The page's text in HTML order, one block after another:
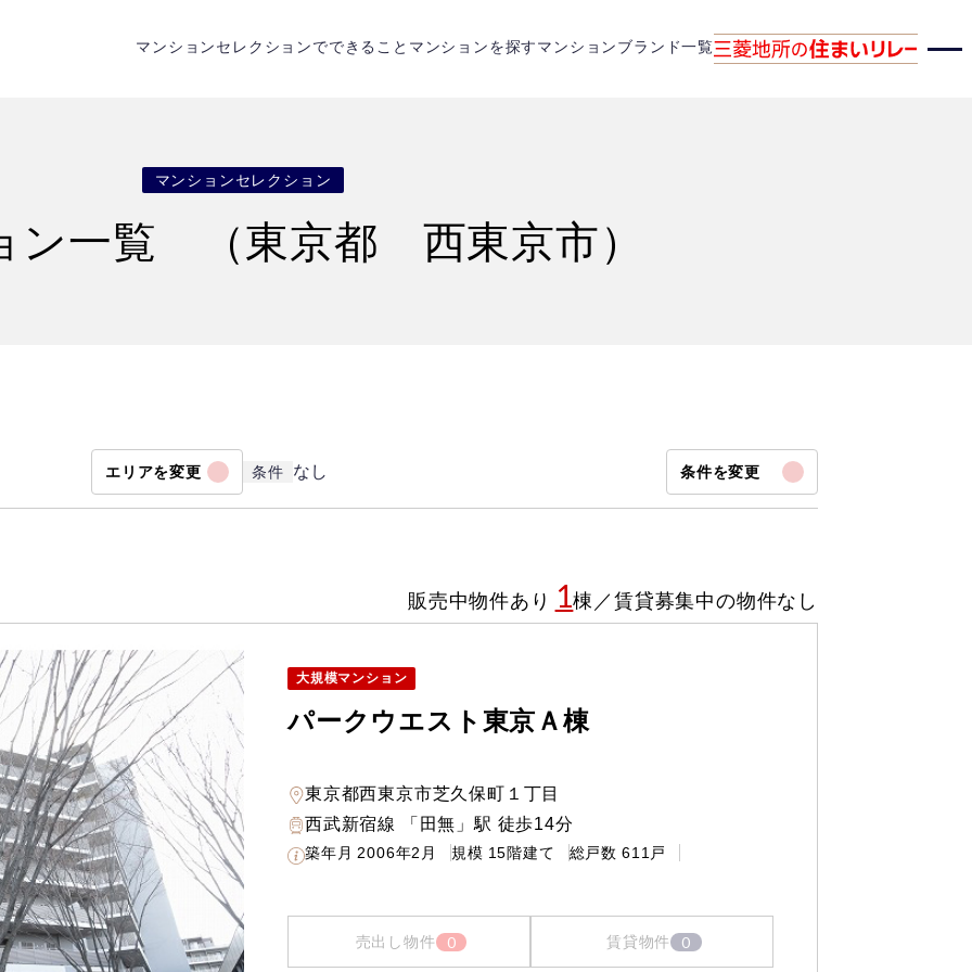
マンションセレクションでできること マンションを探すマンションブランド一覧
マンションセレクション
ン一覧 （東京都 西東京市）
エリアを変更 条件 なし 条件を変更
販売中物件あり 1棟 ／ 賃貸募集中の物件なし
大規模マンション
パークウエスト東京Ａ棟
東京都西東京市芝久保町１丁目
西武新宿線 「田無」駅 徒歩14分
築年月 2006年2月 規模 15階建て 総戸数 611戸
売出し物件 0 賃貸物件 0